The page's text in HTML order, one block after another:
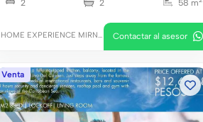
2 2 58 m
HOME EXPERIENCE MIRNA
OLIVARES
Contactar al asesor
Venta